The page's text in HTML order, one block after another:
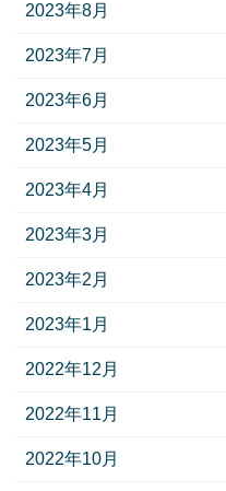
2023年8月
2023年7月
2023年6月
2023年5月
2023年4月
2023年3月
2023年2月
2023年1月
2022年12月
2022年11月
2022年10月